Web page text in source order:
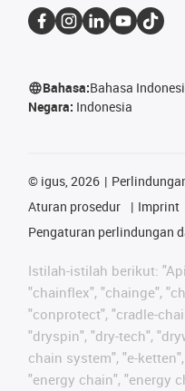
Bahasa:Bahasa
Negara: Indonesia
© igus, 2026
Aturan prosedur
Imprint
Pengaturan perlindungan
Istilah-istilah berikut:
"chainflex", "chainge",
"conprotect", "cradle-
"dryspin", "dry-tech",
chain system", "e-
"energy chain", "energy